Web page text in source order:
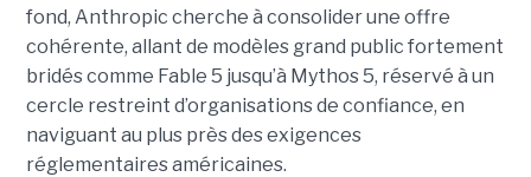
fond, Anthropic cherche à consolider une offre
cohérente, allant de modèles grand public fortement
bridés comme Fable 5 jusqu’à Mythos 5, réservé à un
cercle restreint d’organisations de confiance, en
naviguant au plus près des exigences
réglementaires américaines.